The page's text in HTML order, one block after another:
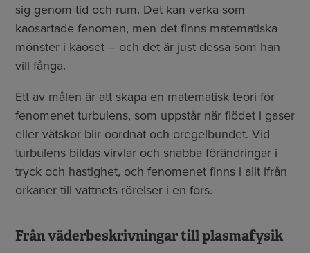
sig genom tid och rum. Det kan verka som
kaosartade fenomen, men det finns matematiska
mönster i kaoset – och det är just dessa som han
vill fånga.
Ett av målen är att skapa en matematisk teori för
fenomenet turbulens, som uppstår när flödet i gaser
eller vätskor blir oordnat och oregelbundet. Vid
turbulens bildas virvlar och snabba förändringar i
tryck och hastighet, och fenomenet finns i allt ifrån
orkaner till vattnets rörelser i en fors.
Från väderbeskrivningar till plasmafysik